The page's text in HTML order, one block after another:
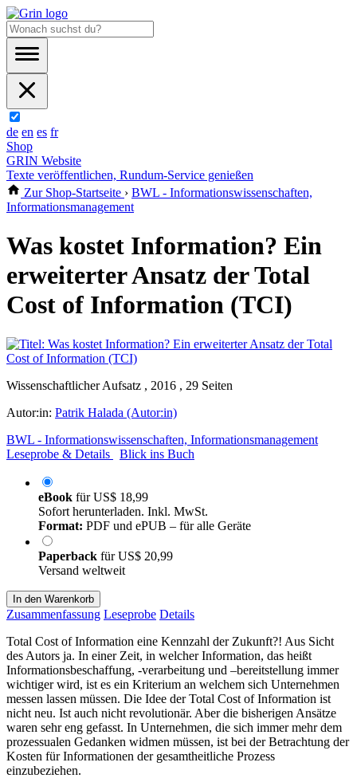
de en es fr
Shop
GRIN Website
Texte veröffentlichen, Rundum-Service genießen
Zur Shop-Startseite › BWL - Informationswissenschaften,
Informationsmanagement
Was kostet Information? Ein
erweiterter Ansatz der Total
Cost of Information (TCI)
Wissenschaftlicher Aufsatz , 2016 , 29 Seiten
Autor:in: Patrik Halada (Autor:in)
BWL - Informationswissenschaften, Informationsmanagement
Leseprobe & Details
Blick ins Buch
eBook fürUS$ 18,99
Sofort herunterladen. Inkl. MwSt.
Format: PDF und ePUB – für alle Geräte
Paperback fürUS$ 20,99
Versand weltweit
In den Warenkorb
Zusammenfassung Leseprobe Details
Total Cost of Information eine Kennzahl der Zukunft?! Aus Sicht
des Autors ja. In einer Zeit, in welcher Information, das heißt
Informationsbeschaffung, -verarbeitung und –bereitstellung immer
wichtiger wird, ist es ein Kriterium an welchem sich Unternehmen
messen lassen müssen. Die Idee der Total Cost of Information ist
nicht neu. Ist auch nicht revolutionär. Aber die bisherigen Ansätze
waren sehr eng gefasst. In Unternehmen, die sich immer mehr dem
prozessualen Gedanken widmen müssen, ist bei der Betrachtung der
Kosten für Informationen der gesamtheitliche Prozess
einzubeziehen.